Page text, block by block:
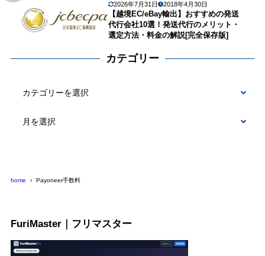
2026年7月31日 2018年4月30日
【越境EC/eBay輸出】おすすめの発送
代行会社10選！発送代行のメリット・
選定方法・料金の解説[完全保存版]
カテゴリー
home Payoneer手数料
FuriMaster｜フリマスター